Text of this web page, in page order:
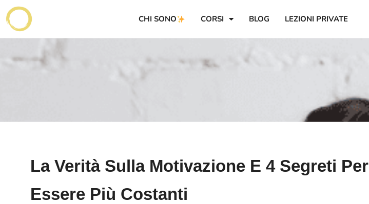
CHI SONO CORSI BLOG LEZIONI PRIVATE
La Verità Sulla Motivazione E 4 Segreti Per
Essere Più Costanti